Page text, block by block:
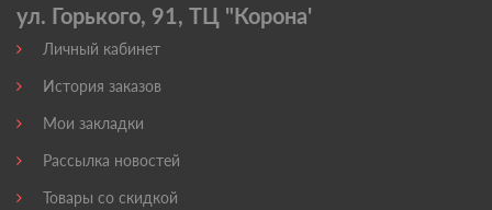
ул. Горького, 91, ТЦ "Корона'
Личный кабинет
История заказов
Мои закладки
Рассылка новостей
Товары со скидкой